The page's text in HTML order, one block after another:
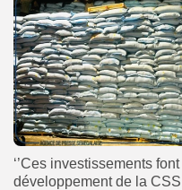
‘’Ces investissements
développement de la